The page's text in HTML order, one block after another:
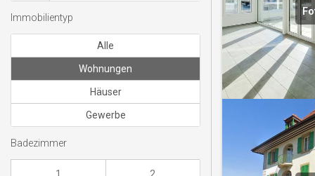
Immobilientyp
Alle
Wohnungen
Häuser
Gewerbe
Badezimmer